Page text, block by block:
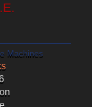
Machines